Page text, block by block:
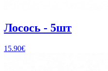
Лосось - 5шт
15.90€